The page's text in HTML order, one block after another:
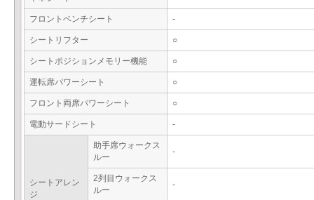
フロントベンチシート -
シートリフター ○
シートポジションメモリー機能 ○
運転席パワーシート ○
フロント両席パワーシート ○
電動サードシート -
シートアレン
ジ
助手席ウォークス
ルー
-
2列目ウォークス
ルー
-